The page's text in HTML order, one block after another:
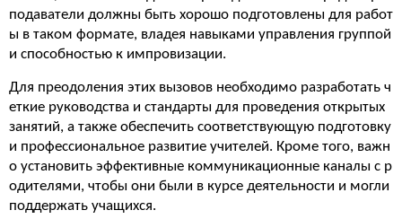
подаватели должны быть хорошо подготовлены для работ
ы в таком формате, владея навыками управления группой
и способностью к импровизации.
Для преодоления этих вызовов необходимо разработать ч
еткие руководства и стандарты для проведения открытых
занятий, а также обеспечить соответствующую подготовку
и профессиональное развитие учителей. Кроме того, важн
о установить эффективные коммуникационные каналы с р
одителями, чтобы они были в курсе деятельности и могли
поддержать учащихся.